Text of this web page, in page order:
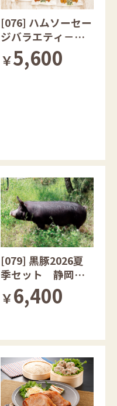
[076] ハムソーセー
ジバラエティ－セ
ット５種類
￥5,600
[079] 黒豚2026夏
季セット 静岡県
￥6,400